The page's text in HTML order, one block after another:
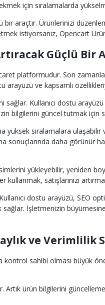
için sıralamalarda
araçtır. Ürünlerinizi
istiyorsanız, Opencart
Güçlü Bir
platformudur. Son
arayüzü ve kapsamlı
Kullanıcı dostu
bilgilerini güncel tutmak için
sıralamalara
sonuçlarında daha görünür
yükleyebilir, yeniden
satışlarınızı
dostu arayüzü, SEO
İşletmenizin
ve Verimlilik
sahibi olması büyük
ürün bilgilerini